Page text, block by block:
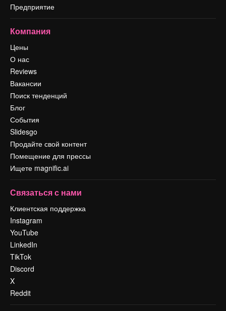
Предприятие
Компания
Цены
О нас
Reviews
Вакансии
Поиск тенденций
Блог
События
Slidesgo
Продайте свой контент
Помещение для прессы
Ищете magnific.ai
Связаться с нами
Клиентская поддержка
Instagram
YouTube
LinkedIn
TikTok
Discord
X
Reddit